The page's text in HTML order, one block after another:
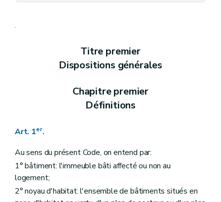
Art. 13
Chapitre II Des aides aux personnes physiques
Art. 14
Art. 15
Art. 21
Art. 22
Section 2
Art. 23
Section 3 Des conditions d'octroi et de calcul des aides
.
Titre premier
Dispositions générales
Chapitre premier
Définitions
Art. 1er.
Au sens du présent Code, on entend par:
1° bâtiment: l'immeuble bâti affecté ou non au
logement;
2° noyau d'habitat: l'ensemble de bâtiments situés en